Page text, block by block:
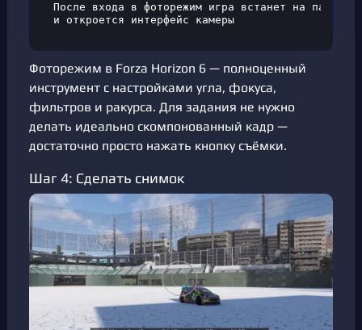
После входа в фоторежим игра встанет на паузу
и откроется интерфейс камеры
Фоторежим в Forza Horizon 6 — полноценный
инструмент с настройками угла, фокуса,
фильтров и ракурса. Для задания не нужно
делать идеально скомпонованный кадр —
достаточно просто нажать кнопку съёмки.
Шаг 4: Сделать снимок